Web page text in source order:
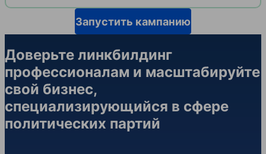
Запустить кампанию
Доверьте линкбилдинг
профессионалам и масштабируйте
свой бизнес,
специализирующийся в сфере
политических партий